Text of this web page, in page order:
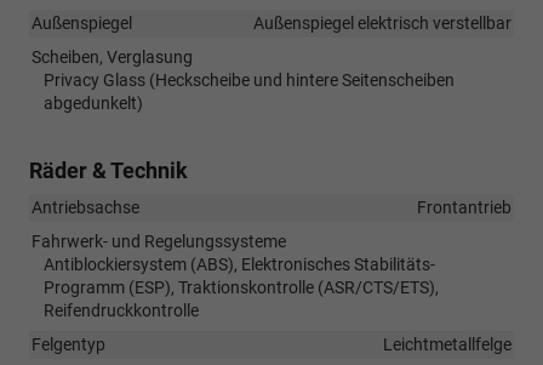
Außenspiegel
Außenspiegel elektrisch verstellbar
Scheiben, Verglasung
Privacy Glass (Heckscheibe und hintere Seitenscheiben
abgedunkelt)
Räder & Technik
Antriebsachse
Frontantrieb
Fahrwerk- und Regelungssysteme
Antiblockiersystem (ABS), Elektronisches Stabilitäts-
Programm (ESP), Traktionskontrolle (ASR/CTS/ETS),
Reifendruckkontrolle
Felgentyp
Leichtmetallfelge